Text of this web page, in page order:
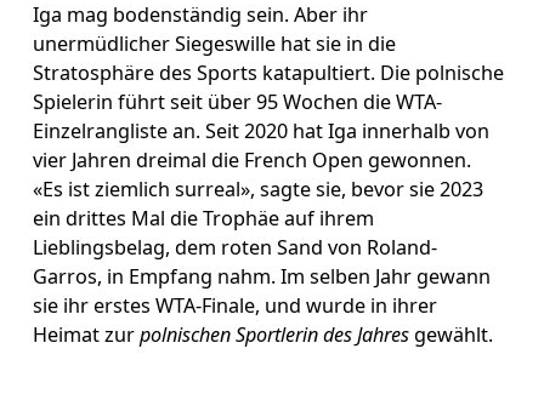
Iga mag bodenständig sein. Aber ihr
unermüdlicher Siegeswille hat sie in die
Stratosphäre des Sports katapultiert. Die polnische
Spielerin führt seit über 95 Wochen die WTA-
Einzelrangliste an. Seit 2020 hat Iga innerhalb von
vier Jahren dreimal die French Open gewonnen.
«Es ist ziemlich surreal», sagte sie, bevor sie 2023
ein drittes Mal die Trophäe auf ihrem
Lieblingsbelag, dem roten Sand von Roland-
Garros, in Empfang nahm. Im selben Jahr gewann
sie ihr erstes WTA-Finale, und wurde in ihrer
Heimat zur polnischen Sportlerin des Jahres gewählt.